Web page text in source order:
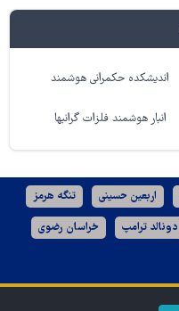
اندیشکده حکمرانی هوشمند
انبار هوشمند فلزات گرانبها
اربعین حسینی تنگه هرمز
دونالد ترامپ خراسان رضوی